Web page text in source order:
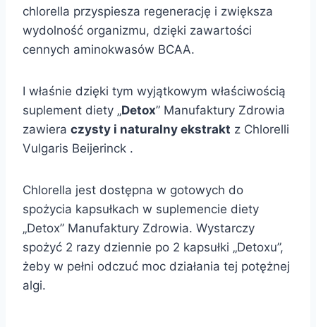
chlorella przyspiesza regenerację i zwiększa
wydolność organizmu, dzięki zawartości
cennych aminokwasów BCAA.
I właśnie dzięki tym wyjątkowym właściwością
suplement diety „Detox” Manufaktury Zdrowia
zawiera czysty i naturalny ekstrakt z Chlorelli
Vulgaris Beijerinck .
Chlorella jest dostępna w gotowych do
spożycia kapsułkach w suplemencie diety
„Detox” Manufaktury Zdrowia. Wystarczy
spożyć 2 razy dziennie po 2 kapsułki „Detoxu”,
żeby w pełni odczuć moc działania tej potężnej
algi.